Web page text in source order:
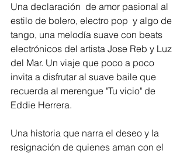
Una declaración  de amor pasional al
estilo de bolero, electro pop  y algo de
tango, una melodía suave con beats
electrónicos del artista Jose Reb y Luz
del Mar. Un viaje que poco a poco
invita a disfrutar al suave baile que
recuerda al merengue "Tu vicio" de
Eddie Herrera.
Una historia que narra el deseo y la
resignación de quienes aman con el